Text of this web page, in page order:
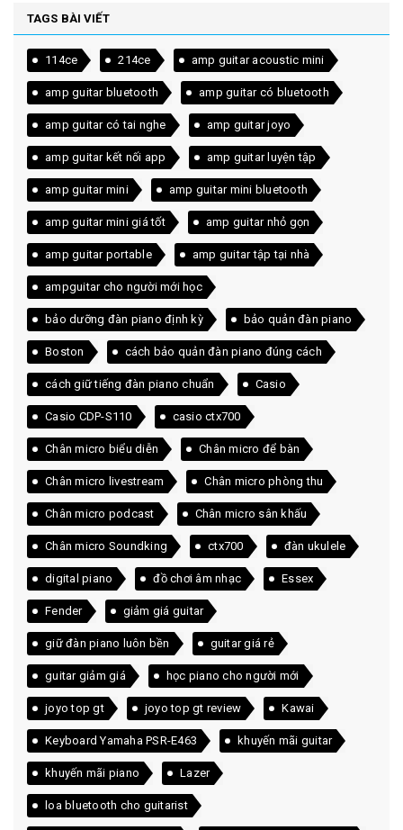
TAGS BÀI VIẾT
114ce 214ce amp guitar acoustic mini
amp guitar bluetooth amp guitar có bluetooth
amp guitar có tai nghe amp guitar joyo
amp guitar kết nối app amp guitar luyện tập
amp guitar mini amp guitar mini bluetooth
amp guitar mini giá tốt amp guitar nhỏ gọn
amp guitar portable amp guitar tập tại nhà
ampguitar cho người mới học
bảo dưỡng đàn piano định kỳ bảo quản đàn piano
Boston cách bảo quản đàn piano đúng cách
cách giữ tiếng đàn piano chuẩn Casio
Casio CDP-S110 casio ctx700
Chân micro biểu diễn Chân micro để bàn
Chân micro livestream Chân micro phòng thu
Chân micro podcast Chân micro sân khấu
Chân micro Soundking ctx700 đàn ukulele
digital piano đồ chơi âm nhạc Essex
Fender giảm giá guitar
giữ đàn piano luôn bền guitar giá rẻ
guitar giảm giá học piano cho người mới
joyo top gt joyo top gt review Kawai
Keyboard Yamaha PSR-E463 khuyến mãi guitar
khuyến mãi piano Lazer
loa bluetooth cho guitarist